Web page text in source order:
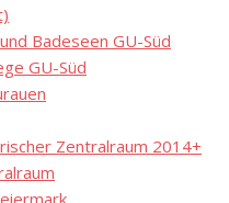
Badeseen GU-Süd
GU-Süd
Zentralraum 2014+